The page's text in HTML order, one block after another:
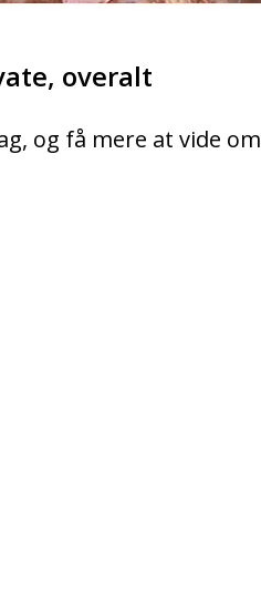
overalt
og få mere at vide om